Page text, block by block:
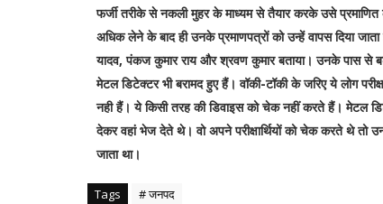
फर्जी तरीके से नकली मुहर के माध्यम से तैयार करके उसे
अधिक लेने के बाद ही उनके प्रमाणपत्रों को उन्हें वापस दिया
यादव, पंकज कुमार राय और श्रवण कुमार बताया। उनके पास
मेटल डिटेक्टर भी बरामद हुए हैं। वॉकी-टॉकी के जरिए ये लोग
नही हैं। ये किसी तरह की डिवाइस को चेक नहीं करते हैं। मेटल
देकर वहां भेज देते थे। वो अपने परीक्षार्थियों को चेक करते थे
जाता था।
Tags # जनपद